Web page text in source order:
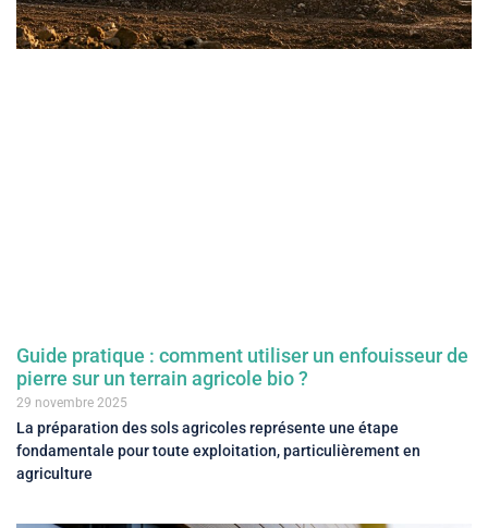
Guide pratique : comment utiliser un enfouisseur de
pierre sur un terrain agricole bio ?
29 novembre 2025
La préparation des sols agricoles représente une étape
fondamentale pour toute exploitation, particulièrement en
agriculture